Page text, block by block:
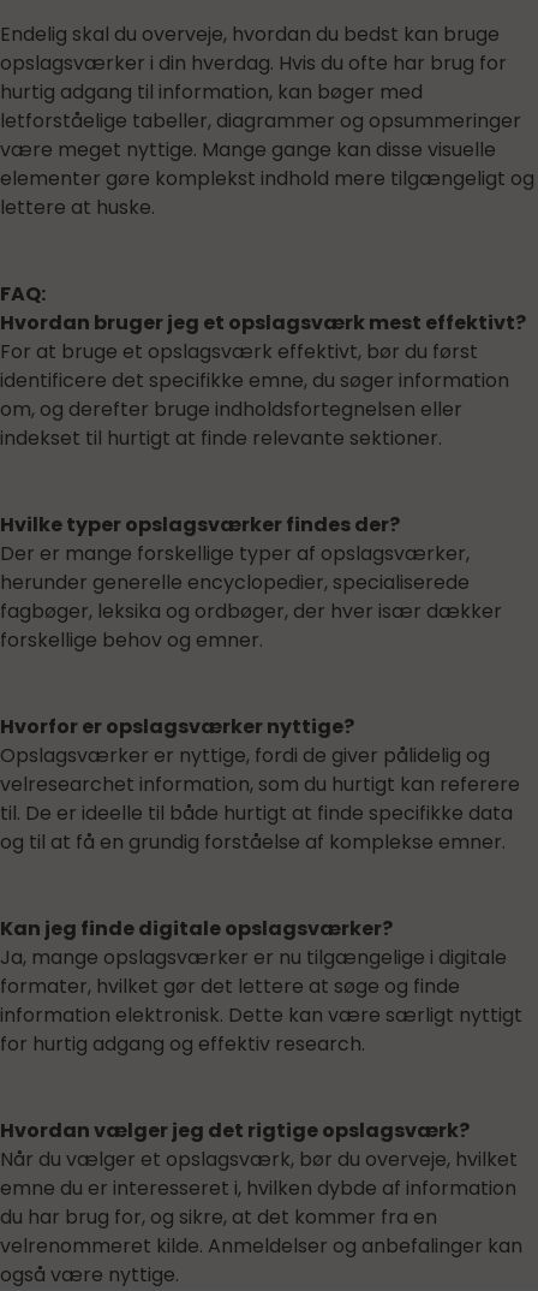
Endelig skal du overveje, hvordan du bedst kan bruge
opslagsværker i din hverdag. Hvis du ofte har brug for
hurtig adgang til information, kan bøger med
letforståelige tabeller, diagrammer og opsummeringer
være meget nyttige. Mange gange kan disse visuelle
elementer gøre komplekst indhold mere tilgængeligt og
lettere at huske.
FAQ:
Hvordan bruger jeg et opslagsværk mest effektivt?
For at bruge et opslagsværk effektivt, bør du først
identificere det specifikke emne, du søger information
om, og derefter bruge indholdsfortegnelsen eller
indekset til hurtigt at finde relevante sektioner.
Hvilke typer opslagsværker findes der?
Der er mange forskellige typer af opslagsværker,
herunder generelle encyclopedier, specialiserede
fagbøger, leksika og ordbøger, der hver især dækker
forskellige behov og emner.
Hvorfor er opslagsværker nyttige?
Opslagsværker er nyttige, fordi de giver pålidelig og
velresearchet information, som du hurtigt kan referere
til. De er ideelle til både hurtigt at finde specifikke data
og til at få en grundig forståelse af komplekse emner.
Kan jeg finde digitale opslagsværker?
Ja, mange opslagsværker er nu tilgængelige i digitale
formater, hvilket gør det lettere at søge og finde
information elektronisk. Dette kan være særligt nyttigt
for hurtig adgang og effektiv research.
Hvordan vælger jeg det rigtige opslagsværk?
Når du vælger et opslagsværk, bør du overveje, hvilket
emne du er interesseret i, hvilken dybde af information
du har brug for, og sikre, at det kommer fra en
velrenommeret kilde. Anmeldelser og anbefalinger kan
også være nyttige.